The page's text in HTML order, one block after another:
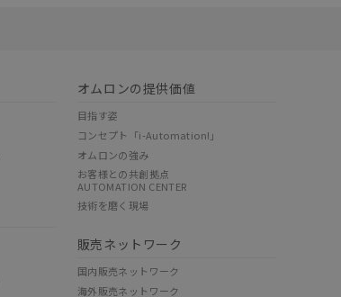
オムロンの提供価値
目指す姿
コンセプト「i-Automation!」
オムロンの強み
お客様との共創拠点
AUTOMATION CENTER
技術を磨く現場
販売ネットワーク
国内販売ネットワーク
海外販売ネットワーク